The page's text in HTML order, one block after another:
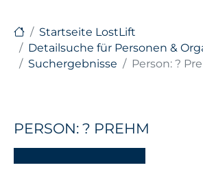
Startseite LostLift
Detailsuche für Personen &
Suchergebnisse
Person: ?
PERSON: ? PREHM